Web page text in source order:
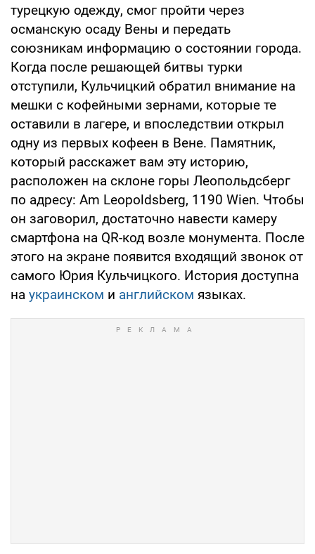
турецкую одежду, смог пройти через
османскую осаду Вены и передать
союзникам информацию о состоянии города.
Когда после решающей битвы турки
отступили, Кульчицкий обратил внимание на
мешки с кофейными зернами, которые те
оставили в лагере, и впоследствии открыл
одну из первых кофеен в Вене. Памятник,
который расскажет вам эту историю,
расположен на склоне горы Леопольдсберг
по адресу: Am Leopoldsberg, 1190 Wien. Чтобы
он заговорил, достаточно навести камеру
смартфона на QR-код возле монумента. После
этого на экране появится входящий звонок от
самого Юрия Кульчицкого. История доступна
на украинском и английском языках.